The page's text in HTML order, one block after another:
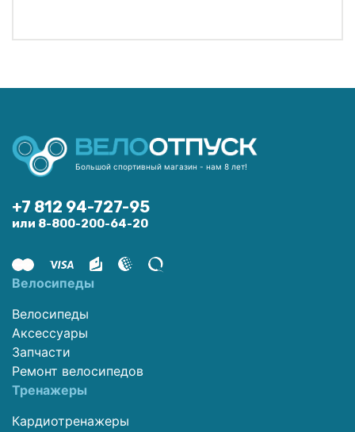
Большой спортивный магазин - нам 8 лет!
+7 812 94-727-95
или 8-800-200-64-20
Велосипеды
Велосипеды
Аксессуары
Запчасти
Ремонт велосипедов
Тренажеры
Кардиотренажеры